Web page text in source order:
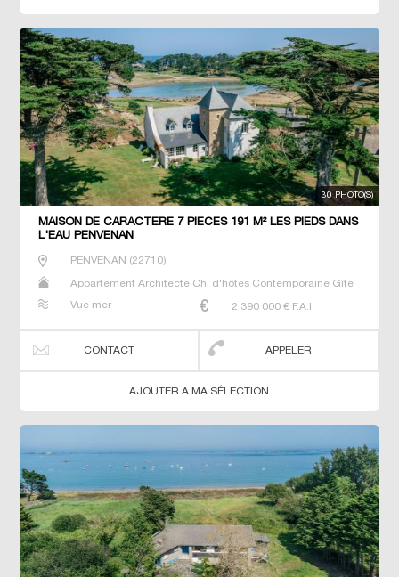
30 PHOTO(S)
MAISON DE CARACTERE 7 PIECES 191 M² LES PIEDS DANS
L'EAU PENVENAN
PENVENAN (22710)
Appartement Architecte Ch. d'hôtes Contemporaine Gîte
Vue mer
2 390 000 € F.A.I
CONTACT APPELER
AJOUTER A MA SÉLECTION